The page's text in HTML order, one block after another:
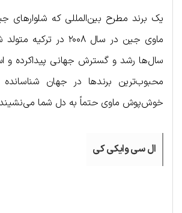
یک برند مطرح بین‌المللی که شلوارهای
ماوی جین در سال ۲۰۰۸
سال‌ها رشد و گسترش جهانی پیداکرده و
محبوب‌ترین برندها در جهان
خوش‌پوش ماوی حتماً به دل شما
ال سی وایکی کی